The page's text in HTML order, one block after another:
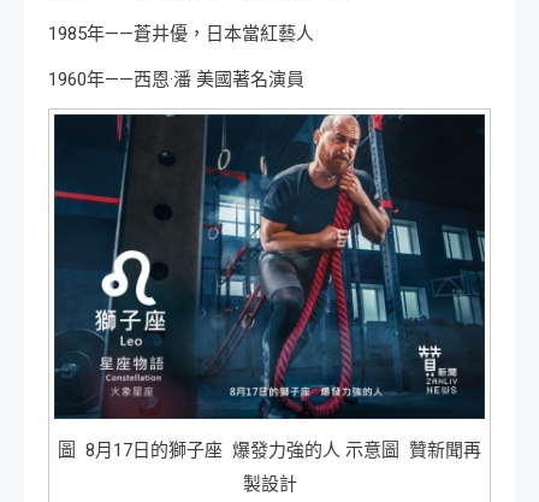
1985年——蒼井優，日本當紅藝人
1960年——西恩·潘 美國著名演員
圖 8月17日的獅子座 爆發力強的人 示意圖 贊新聞再
製設計